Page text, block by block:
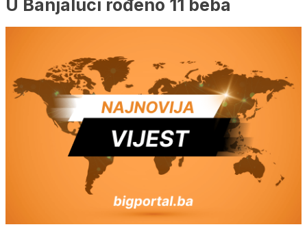
U Banjaluci rođeno 11 beba